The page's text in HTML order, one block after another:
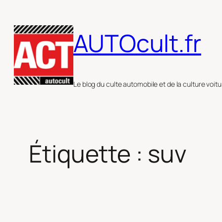
au
contenu
AUTOcult.fr
Le blog du culte automobile et de la culture
Étiquette : suv